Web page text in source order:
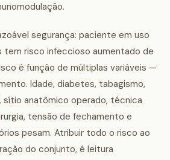
segurança: paciente em uso
tem risco infeccioso aumentado de
é função de múltiplas variáveis —
Idade, diabetes, tabagismo,
sítio anatômico operado, técnica
tensão de fechamento e
pesam. Atribuir todo o risco ao
do conjunto, é leitura